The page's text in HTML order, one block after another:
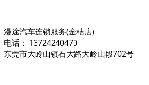
漫途汽车连锁服务(金桔店)
电话： 13724240470
东莞市大岭山镇石大路大岭山段702号